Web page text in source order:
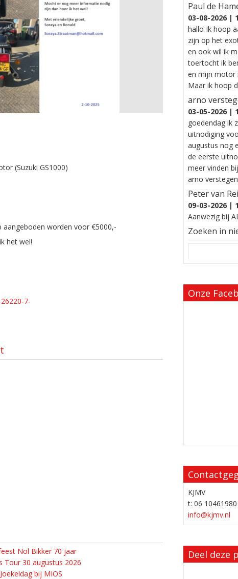
(Suzuki GS1000)
worden voor €5000,-
het wel!
7-
Nol Bikker 70 jaar
Tour 30 augustus 2026
bij MIOS
Paul de
03-08-2026 |
hallo Ik hoop
zijn op het
en ook wil ik
toertocht ik
en mijn motor
Maar ik hoop
arno
03-05-2026 |
goedendag ik
uitnodiging
augustus nog
de eerste
meer vinden
arno verstegen
Peter van
09-03-2026 |
Aanwezig bij
Zoeken in
Onze
KJMV
t: 06 10461980
info@kjmv.nl
Deel deze